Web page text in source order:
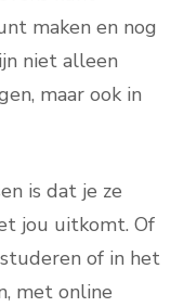
maken en nog
niet alleen
maar ook in
is dat je ze
jou uitkomt. Of
of in het
met online